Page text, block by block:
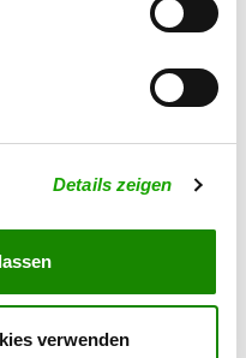
Details zeigen
verwenden
Details
Land-